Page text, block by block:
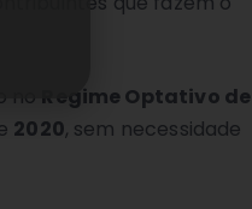
no Regime Optativo de
2020, sem necessidade